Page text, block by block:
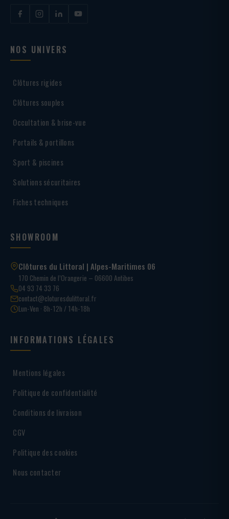
NOS UNIVERS
Clôtures rigides
Clôtures souples
Occultation & brise-vue
Portails & portillons
Sport & piscines
Solutions sécuritaires
Fiches techniques
SHOWROOM
Clôtures du Littoral | Alpes-Maritimes 06
170 Chemin de l’Orangerie – 06600 Antibes
04 93 74 33 76
contact@cloturesdulittoral.fr
Lun-Ven · 8h-12h / 14h-18h
INFORMATIONS LÉGALES
Mentions légales
Politique de confidentialité
Conditions de livraison
CGV
Politique des cookies
Nous contacter